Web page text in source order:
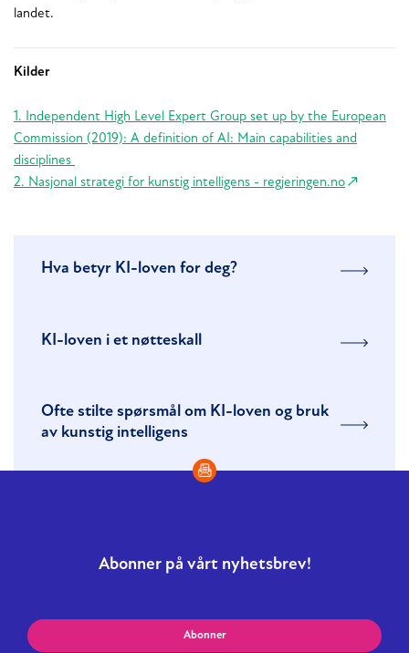
landet.
Kilder
1. Independent High Level Expert Group set up by the European
Commission (2019): A definition of AI: Main capabilities and
disciplines
2. Nasjonal strategi for kunstig intelligens - regjeringen.no
Hva betyr KI-loven for deg?
KI-loven i et nøtteskall
Ofte stilte spørsmål om KI-loven og bruk
av kunstig intelligens
Abonner på vårt nyhetsbrev!
Abonner